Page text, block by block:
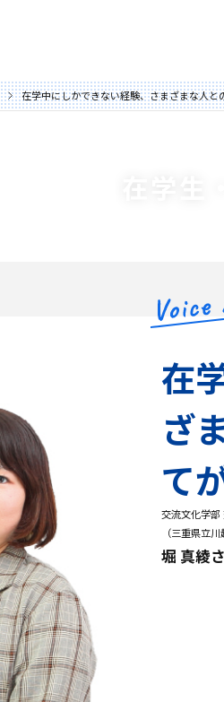
在学中にしかできない経験、さまざまな人
在学生
在
ざ
て
交流文化学部
（三重県立
堀 真綾